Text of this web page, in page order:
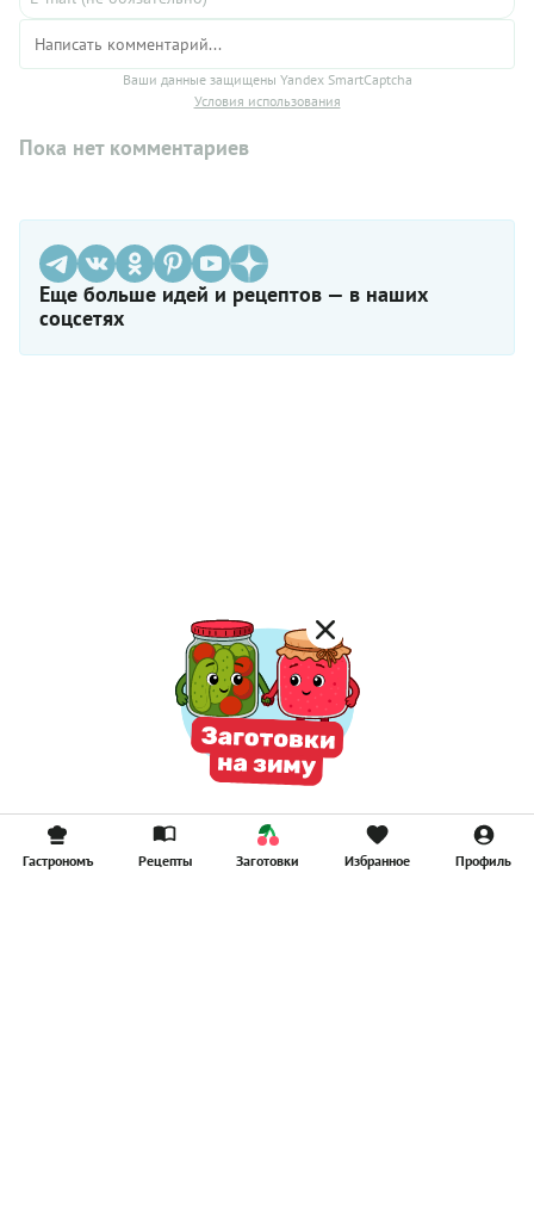
Ваши данные защищены Yandex SmartCaptcha
Условия использования
Пока нет комментариев
Еще больше идей и рецептов — в наших
соцсетях
Гастрономъ Рецепты Заготовки Избранное Профиль